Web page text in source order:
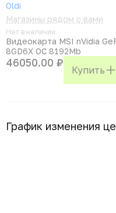
Oldi
Магазины рядом с вами
Нет в наличии
Видеокарта MSI nVidia
8GD6X OC 8192Mb
46050.00 ₽
Купить
График изменения